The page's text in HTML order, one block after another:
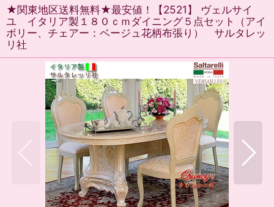
★関東地区送料無料★最安値！【2521】 ヴェルサイ
ユ イタリア製１８０ｃｍダイニング５点セット（アイ
ボリー、チェアー：ベージュ花柄布張り） サルタレッ
リ社